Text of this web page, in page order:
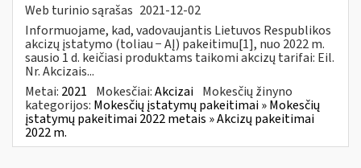
Web turinio sąrašas 2021-12-02
Informuojame, kad, vadovaujantis Lietuvos Respublikos
akcizų įstatymo (toliau − AĮ) pakeitimu[1], nuo 2022 m.
sausio 1 d. keičiasi produktams taikomi akcizų tarifai: Eil.
Nr. Akcizais...
Metai: 2021 Mokesčiai:Akcizai Mokesčių žinyno
kategorijos: Mokesčių įstatymų pakeitimai » Mokesčių
įstatymų pakeitimai 2022 metais » Akcizų pakeitimai
2022 m.